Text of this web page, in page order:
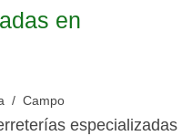
en
Campo
especializadas